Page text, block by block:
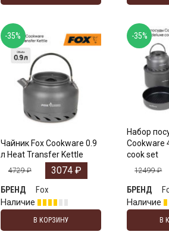
Чайник Fox Cookware 0.9
л Heat Transfer Kettle
4729₽ 3074 ₽
БРЕНД
Fox
Наличие
В КОРЗИНУ
-35%
Набор
Cookware
cook set
12499₽
БРЕНД
Наличие
В
-35%